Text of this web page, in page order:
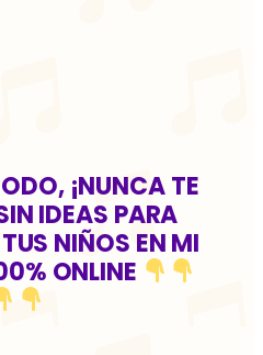
¡NUNCA TE
IDEAS PARA
NIÑOS EN MI
ONLINE